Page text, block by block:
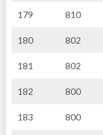
179 810
180 802
181 802
182 800
183 800